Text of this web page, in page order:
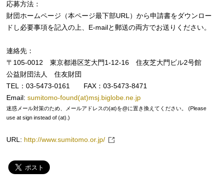
応募方法：
財団ホームページ（本ページ最下部URL）から申請書をダウンロー
ドし必要事項を記入の上、E-mailと郵送の両方でお送りください。
連絡先：
〒105-0012 東京都港区芝大門1-12-16 住友芝大門ビル2号館
公益財団法人 住友財団
TEL：03-5473-0161 FAX：03-5473-8471
Email:sumitomo-found(at)msj.biglobe.ne.jp
迷惑メール対策のため、メールアドレスの(at)を@に置き換えてください。 (Please
use at sign instead of (at).)
URL: http://www.sumitomo.or.jp/